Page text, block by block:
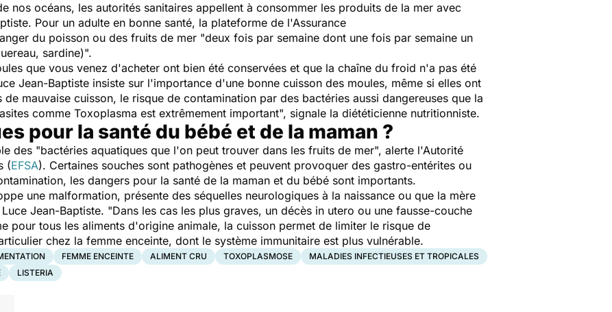
nos océans, les autorités sanitaires appellent à consommer les produits de la mer avec
Pour un adulte en bonne santé, la plateforme de l'Assurance
du poisson ou des fruits de mer "deux fois par semaine dont une fois par semaine un
sardine)".
que vous venez d'acheter ont bien été conservées et que la chaîne du froid n'a pas été
Jean-Baptiste insiste sur l'importance d'une bonne cuisson des moules, même si elles ont
de mauvaise cuisson, le risque de contamination par des bactéries aussi dangereuses que la
comme Toxoplasma est extrêmement important", signale la diététicienne nutritionniste.
pour la santé du bébé et de la maman ?
des "bactéries aquatiques que l'on peut trouver dans les fruits de mer", alerte l'Autorité
(EFSA). Certaines souches sont pathogènes et peuvent provoquer des gastro-entérites ou
les dangers pour la santé de la maman et du bébé sont importants.
une malformation, présente des séquelles neurologiques à la naissance ou que la mère
Jean-Baptiste. "Dans les cas les plus graves, un décès in utero ou une fausse-couche
pour tous les aliments d'origine animale, la cuisson permet de limiter le risque de
chez la femme enceinte, dont le système immunitaire est plus vulnérable.
FEMME ENCEINTE ALIMENT CRU TOXOPLASMOSE
MALADIES INFECTIEUSES ET TROPICALES
LISTERIA